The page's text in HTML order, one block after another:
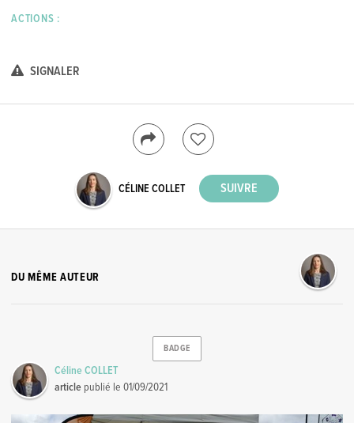
ACTIONS :
SIGNALER
CÉLINE COLLET
DU MÊME AUTEUR
BADGE
Céline COLLET
article publié le01/09/2021